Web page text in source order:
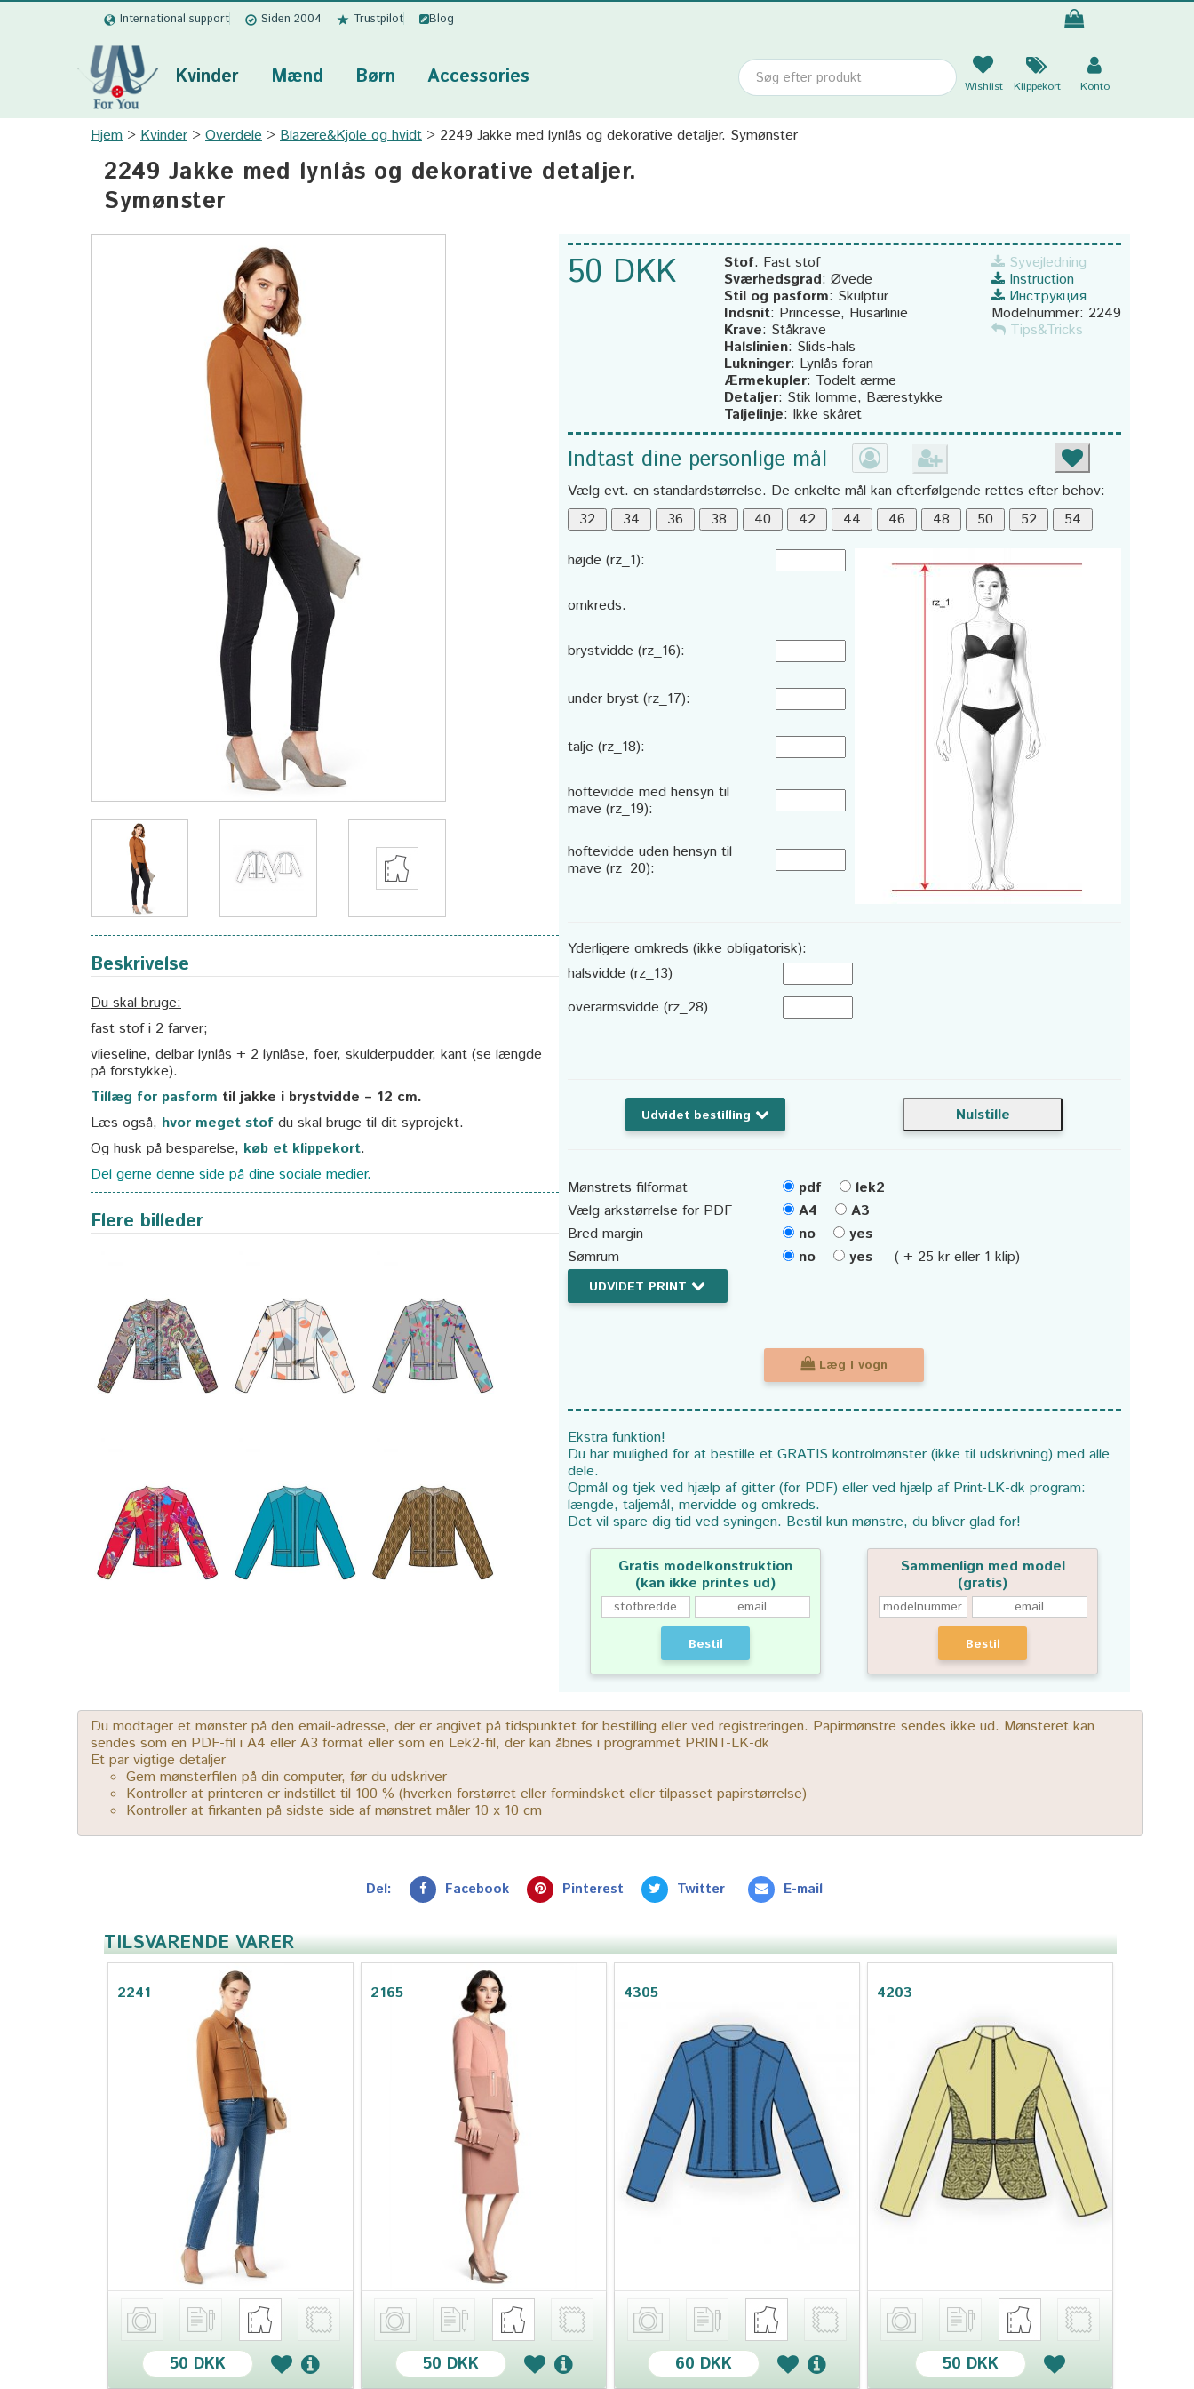
International support Siden 2004 Trustpilot Blog
Kvinder Mænd Børn Accessories Wishlist Klippekort Konto
Hjem Kvinder Overdele Blazere&Kjole og hvidt 2249 Jakke med lynlås og dekorative detaljer. Symønster
2249 Jakke med lynlås og dekorative detaljer.
Symønster
Beskrivelse
Du skal bruge:
fast stof i 2 farver;
vlieseline, delbar lynlås + 2 lynlåse, foer, skulderpudder, kant (se længde
på forstykke).
Tillæg for pasform til jakke i brystvidde – 12 cm.
Læs også, hvor meget stof du skal bruge til dit syprojekt.
Og husk på besparelse, køb et klippekort.
Del gerne denne side på dine sociale medier.
Flere billeder
50 DKK Stof: Fast stof
Sværhedsgrad:Øvede
Stil og pasform: Skulptur
Indsnit: Princesse, Husarlinie
Krave: Ståkrave
Halslinien: Slids-hals
Lukninger: Lynlås foran
Ærmekupler: Todelt ærme
Detaljer: Stik lomme, Bærestykke
Taljelinje: Ikke skåret
Syvejledning
Instruction
Инструкция
Modelnummer: 2249
Tips&Tricks
Indtast dine personlige mål
Vælg evt. en standardstørrelse. De enkelte mål kan efterfølgende rettes efter behov:
højde (rz_1):
omkreds:
brystvidde (rz_16):
under bryst (rz_17):
talje (rz_18):
hoftevidde med hensyn til
mave (rz_19):
hoftevidde uden hensyn til
mave (rz_20):
Yderligere omkreds (ikke obligatorisk):
halsvidde (rz_13)
overarmsvidde (rz_28)
Udvidet bestilling
Mønstrets filformat pdf
lek2
Vælg arkstørrelse for PDF
A4
A3
Bred margin
no
yes
Sømrum
no yes ( + 25 kr eller 1 klip)
UDVIDET PRINT
Læg i vogn
Ekstra funktion!
Du har mulighed for at bestille et GRATIS kontrolmønster (ikke til udskrivning) med alle
dele.
Opmål og tjek ved hjælp af gitter (for PDF) eller ved hjælp af Print-LK-dk program:
længde, taljemål, mervidde og omkreds.
Det vil spare dig tid ved syningen. Bestil kun mønstre, du bliver glad for!
Gratis modelkonstruktion
(kan ikke printes ud)
Bestil
Sammenlign med model
(gratis)
Bestil
Du modtager et mønster på den email-adresse, der er angivet på tidspunktet for bestilling eller ved registreringen. Papirmønstre sendes ikke ud. Mønsteret kan
sendes som en PDF-fil i A4 eller A3 format eller som en Lek2-fil, der kan åbnes i programmet PRINT-LK-dk
Et par vigtige detaljer
Gem mønsterfilen på din computer, før du udskriver
Kontroller at printeren er indstillet til 100 % (hverken forstørret eller formindsket eller tilpasset papirstørrelse)
Kontroller at firkanten på sidste side af mønstret måler 10 x 10 cm
Del: Facebook Pinterest Twitter E-mail
TILSVARENDE VARER
2241
50 DKK
2165
50 DKK
4305
60 DKK
4203
50 DKK